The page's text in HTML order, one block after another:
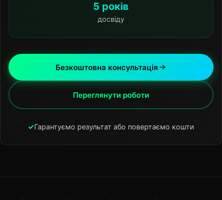
5 років
досвіду
Безкоштовна консультація
Переглянути роботи
✓Гарантуємо результат або повертаємо кошти